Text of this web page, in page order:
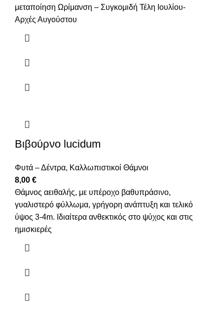
μεταποίηση Ωρίμανση – Συγκομιδή Τέλη Ιουλίου-
Αρχές Αυγούστου
Βιβούρνο lucidum
Φυτά – Δέντρα, Καλλωπιστικοί Θάμνοι
8,00 €
Θάμνος αειθαλής, με υπέροχο βαθυπράσινο,
γυαλιστερό φύλλωμα, γρήγορη ανάπτυξη και τελικό
ύψος 3-4m. Ιδιαίτερα ανθεκτικός στο ψύχος και στις
ημισκιερές